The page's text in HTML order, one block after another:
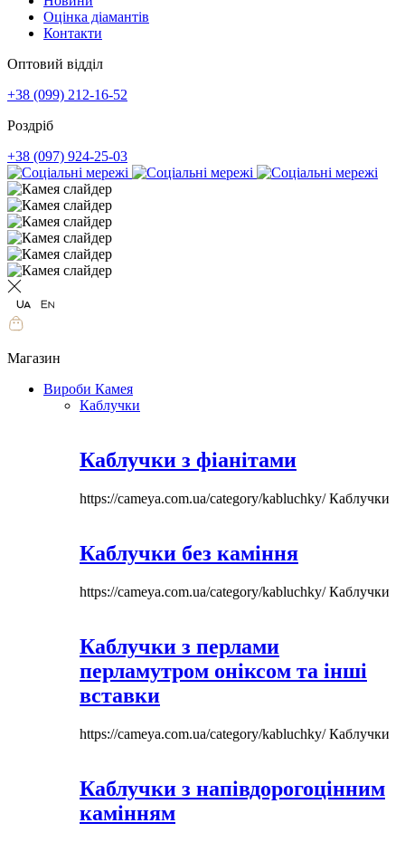
Оцінка діамантів
Контакти
Оптовий відділ
+38 (099) 212-16-52
Роздріб
+38 (097) 924-25-03
Магазин
Вироби Камея
Каблучки
Каблучки з фіанітами
https://cameya.com.ua/category/kabluchky/Каблучки
Каблучки без каміння
https://cameya.com.ua/category/kabluchky/Каблучки
Каблучки з перлами
перламутром оніксом та інші
вставки
https://cameya.com.ua/category/kabluchky/Каблучки
Каблучки з напівдорогоцінним
камінням